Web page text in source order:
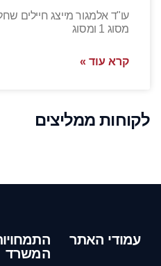
עו"ד אלמגור מייצג חיילים
מסוג 1 ומסוג
קרא עוד »
לקוחות ממליצים
המשרד
עמודי האתר